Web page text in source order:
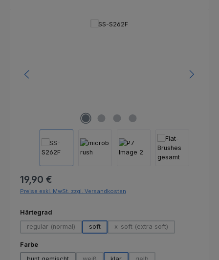
Bildergalerie überspringen
Regulärer Preis:
19,90 €
Preise exkl. MwSt. zzgl. Versandkosten
Härtegrad
regular (normal)
(Diese Option ist zurzeit nicht verfügbar.)
soft x-soft (extra soft)
(Diese Option ist zurzeit
Farbeauswählen